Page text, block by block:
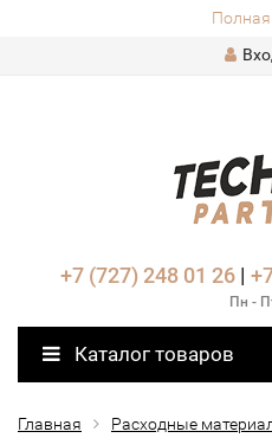
Полная
+7 (727) 248 01 26|
Пн -
Каталог товаров
Главная Расходные